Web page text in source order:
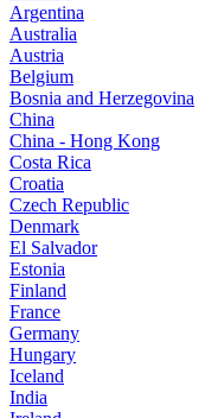
Argentina
Australia
Austria
Belgium
Bosnia and Herzegovina
China
China - Hong Kong
Costa Rica
Croatia
Czech Republic
Denmark
El Salvador
Estonia
Finland
France
Germany
Hungary
Iceland
India